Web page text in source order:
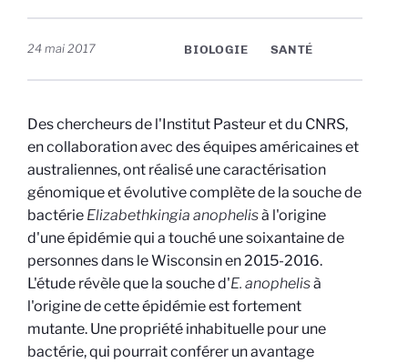
24 mai 2017 BIOLOGIE SANTÉ
Des chercheurs de l'Institut Pasteur et du CNRS,
en collaboration avec des équipes américaines et
australiennes, ont réalisé une caractérisation
génomique et évolutive complète de la souche de
bactérie Elizabethkingia anophelisà l'origine
d'une épidémie qui a touché une soixantaine de
personnes dans le Wisconsin en 2015-2016.
L'étude révèle que la souche d'E. anophelisà
l'origine de cette épidémie est fortement
mutante. Une propriété inhabituelle pour une
bactérie, qui pourrait conférer un avantage